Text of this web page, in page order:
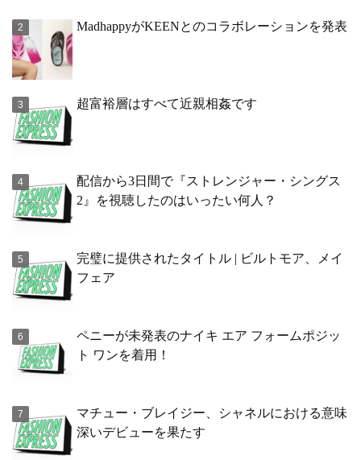
MadhappyがKEENとのコラボレーションを発表
超富裕層はすべて近親相姦です
配信から3日間で『ストレンジャー・シングス
2』を視聴したのはいったい何人？
完璧に提供されたタイトル | ビルトモア、メイ
フェア
ペニーが未発表のナイキ エア フォームポジッ
ト ワンを着用！
マチュー・ブレイジー、シャネルにおける意味
深いデビューを果たす